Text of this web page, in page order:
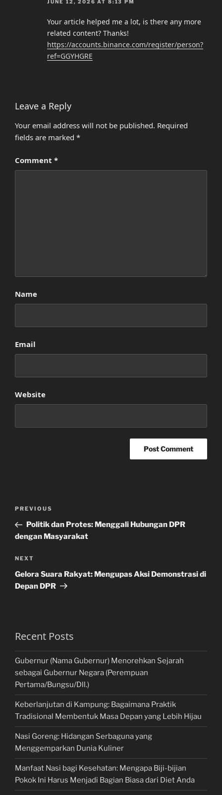
JUNE 12, 2026 AT 8:13 PM
Your article helped me a lot, is there any more
related content? Thanks!
https://accounts.binance.com/register/person?
ref=GGYHGRE
Leave a Reply
Your email address will not be published. Required
fields are marked *
Comment *
Name
Email
Website
Previous
Post
PREVIOUS
Politik dan Protes: Menggali Hubungan DPR
dengan Masyarakat
Next
Post
NEXT
Gelora Suara Rakyat: Mengupas Aksi Demonstrasi di
Depan DPR
Recent Posts
Gubernur (Nama Gubernur) Menorehkan Sejarah
sebagai Gubernur Negara (Perempuan
Pertama/Bungsu/Dll.)
Keberlanjutan di Kampung: Bagaimana Praktik
Tradisional Membentuk Masa Depan yang Lebih Hijau
Nasi Goreng: Hidangan Serbaguna yang
Menggemparkan Dunia Kuliner
Manfaat Nasi bagi Kesehatan: Mengapa Biji-bijian
Pokok Ini Harus Menjadi Bagian Biasa dari Diet Anda